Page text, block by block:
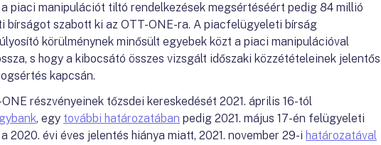
piaci manipulációt tiltó rendelkezések megsértéséért pedig 84 millió
szabott ki az OTT-ONE-ra. A piacfelügyeleti bírság
körülménynek minősült egyebek közt a piaci manipulációval
s hogy a kibocsátó összes vizsgált időszaki közzétételeinek jelentős
kapcsán.
részvényeinek tőzsdei kereskedését 2021. április 16-tól
, egy további határozatában pedig 2021. május 17-én felügyeleti
2020. évi éves jelentés hiánya miatt, 2021. november 29-i határozatával